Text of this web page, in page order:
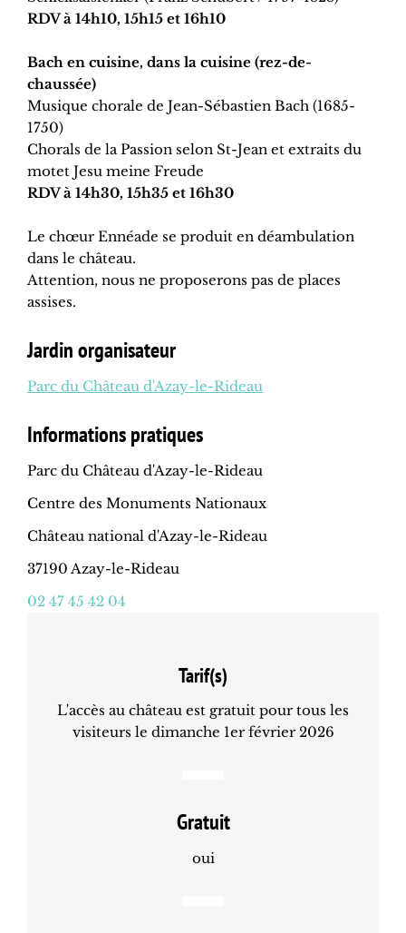
RDV à 14h10, 15h15 et 16h10
Bach en cuisine, dans la cuisine (rez-de-
chaussée)
Musique chorale de Jean-Sébastien Bach (1685-
1750)
Chorals de la Passion selon St-Jean et extraits du
motet Jesu meine Freude
RDV à 14h30, 15h35 et 16h30
Le chœur Ennéade se produit en déambulation
dans le château.
Attention, nous ne proposerons pas de places
assises.
Jardin organisateur
Parc du Château d'Azay-le-Rideau
Informations pratiques
Parc du Château d'Azay-le-Rideau
Centre des Monuments Nationaux
Château national d'Azay-le-Rideau
37190 Azay-le-Rideau
02 47 45 42 04
Tarif(s)
L'accès au château est gratuit pour tous les
visiteurs le dimanche 1er février 2026
Gratuit
oui